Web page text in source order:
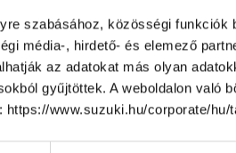
szabásához, közösségi funkciók
média-, hirdető- és elemező
az adatokat más olyan
gyűjtöttek. A weboldalon való
www.suzuki.hu/corporate/hu/
A